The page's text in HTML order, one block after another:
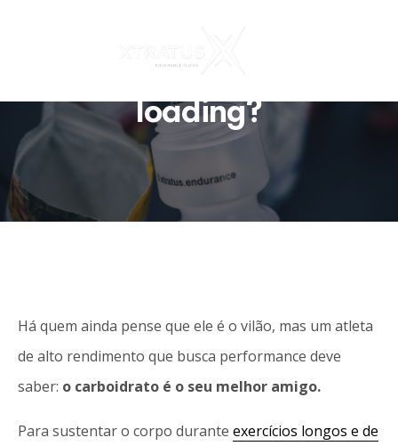
pé. Conhece o carbo-
loading?
Há quem ainda pense que ele é o vilão, mas um atleta
de alto rendimento que busca performance deve
saber: o carboidrato é o seu melhor amigo.
Para sustentar o corpo durante exercícios longos e de